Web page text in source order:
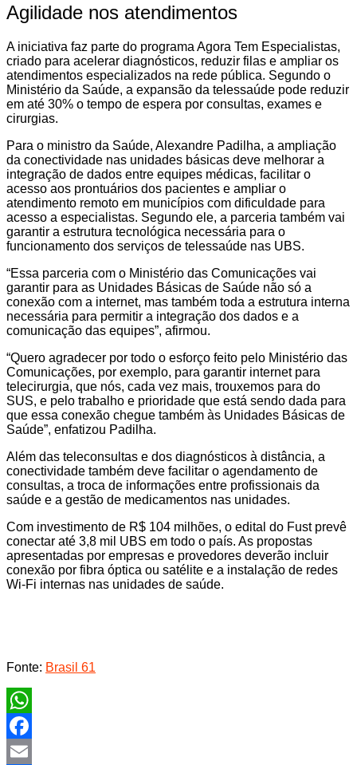
Agilidade nos atendimentos
A iniciativa faz parte do programa Agora Tem Especialistas,
criado para acelerar diagnósticos, reduzir filas e ampliar os
atendimentos especializados na rede pública. Segundo o
Ministério da Saúde, a expansão da telessaúde pode reduzir
em até 30% o tempo de espera por consultas, exames e
cirurgias.
Para o ministro da Saúde, Alexandre Padilha, a ampliação
da conectividade nas unidades básicas deve melhorar a
integração de dados entre equipes médicas, facilitar o
acesso aos prontuários dos pacientes e ampliar o
atendimento remoto em municípios com dificuldade para
acesso a especialistas. Segundo ele, a parceria também vai
garantir a estrutura tecnológica necessária para o
funcionamento dos serviços de telessaúde nas UBS.
“Essa parceria com o Ministério das Comunicações vai
garantir para as Unidades Básicas de Saúde não só a
conexão com a internet, mas também toda a estrutura interna
necessária para permitir a integração dos dados e a
comunicação das equipes”, afirmou.
“Quero agradecer por todo o esforço feito pelo Ministério das
Comunicações, por exemplo, para garantir internet para
telecirurgia, que nós, cada vez mais, trouxemos para do
SUS, e pelo trabalho e prioridade que está sendo dada para
que essa conexão chegue também às Unidades Básicas de
Saúde”, enfatizou Padilha.
Além das teleconsultas e dos diagnósticos à distância, a
conectividade também deve facilitar o agendamento de
consultas, a troca de informações entre profissionais da
saúde e a gestão de medicamentos nas unidades.
Com investimento de R$ 104 milhões, o edital do Fust prevê
conectar até 3,8 mil UBS em todo o país. As propostas
apresentadas por empresas e provedores deverão incluir
conexão por fibra óptica ou satélite e a instalação de redes
Wi-Fi internas nas unidades de saúde.
Fonte: Brasil 61
WhatsApp
Facebook